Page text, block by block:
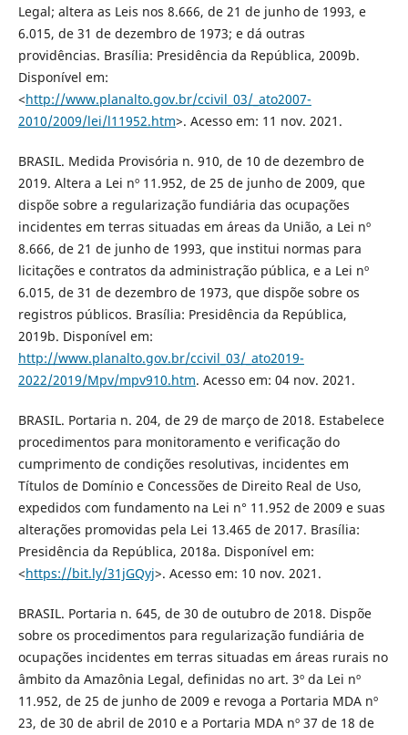
Legal; altera as Leis nos 8.666, de 21 de junho de 1993, e
6.015, de 31 de dezembro de 1973; e dá outras
providências. Brasília: Presidência da República, 2009b.
Disponível em:
<http://www.planalto.gov.br/ccivil_03/_ato2007-
2010/2009/lei/l11952.htm>. Acesso em: 11 nov. 2021.
BRASIL. Medida Provisória n. 910, de 10 de dezembro de
2019. Altera a Lei nº 11.952, de 25 de junho de 2009, que
dispõe sobre a regularização fundiária das ocupações
incidentes em terras situadas em áreas da União, a Lei nº
8.666, de 21 de junho de 1993, que institui normas para
licitações e contratos da administração pública, e a Lei nº
6.015, de 31 de dezembro de 1973, que dispõe sobre os
registros públicos. Brasília: Presidência da República,
2019b. Disponível em:
http://www.planalto.gov.br/ccivil_03/_ato2019-
2022/2019/Mpv/mpv910.htm. Acesso em: 04 nov. 2021.
BRASIL. Portaria n. 204, de 29 de março de 2018. Estabelece
procedimentos para monitoramento e verificação do
cumprimento de condições resolutivas, incidentes em
Títulos de Domínio e Concessões de Direito Real de Uso,
expedidos com fundamento na Lei n° 11.952 de 2009 e suas
alterações promovidas pela Lei 13.465 de 2017. Brasília:
Presidência da República, 2018a. Disponível em:
<https://bit.ly/31jGQyj>. Acesso em: 10 nov. 2021.
BRASIL. Portaria n. 645, de 30 de outubro de 2018. Dispõe
sobre os procedimentos para regularização fundiária de
ocupações incidentes em terras situadas em áreas rurais no
âmbito da Amazônia Legal, definidas no art. 3º da Lei nº
11.952, de 25 de junho de 2009 e revoga a Portaria MDA nº
23, de 30 de abril de 2010 e a Portaria MDA nº 37 de 18 de